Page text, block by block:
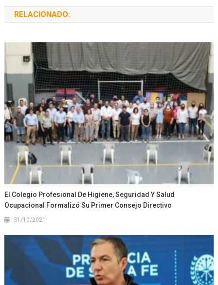
RELACIONADO:
El Colegio Profesional De Higiene, Seguridad Y Salud
Ocupacional Formalizó Su Primer Consejo Directivo
31/10/2021